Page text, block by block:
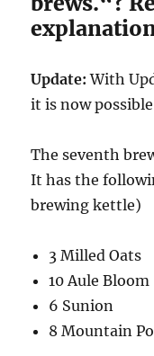
Update: With
it is now
The seventh
It has the
brewing kettle)
3 Milled Oats
10 Aule Bloom
6 Sunion
8 Mountain